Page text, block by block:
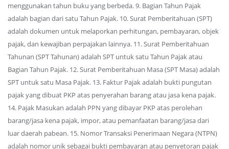
menggunakan tahun buku yang berbeda. 9. Bagian Tahun Pajak
adalah bagian dari satu Tahun Pajak. 10. Surat Pemberitahuan (SPT)
adalah dokumen untuk melaporkan perhitungan, pembayaran, objek
pajak, dan kewajiban perpajakan lainnya. 11. Surat Pemberitahuan
Tahunan (SPT Tahunan) adalah SPT untuk satu Tahun Pajak atau
Bagian Tahun Pajak. 12. Surat Pemberitahuan Masa (SPT Masa) adalah
SPT untuk satu Masa Pajak. 13. Faktur Pajak adalah bukti pungutan
pajak yang dibuat PKP atas penyerahan barang atau jasa kena pajak.
14. Pajak Masukan adalah PPN yang dibayar PKP atas perolehan
barang/jasa kena pajak, impor, atau pemanfaatan barang/jasa dari
luar daerah pabean. 15. Nomor Transaksi Penerimaan Negara (NTPN)
adalah nomor unik sebagai bukti pembayaran atau penyetoran pajak